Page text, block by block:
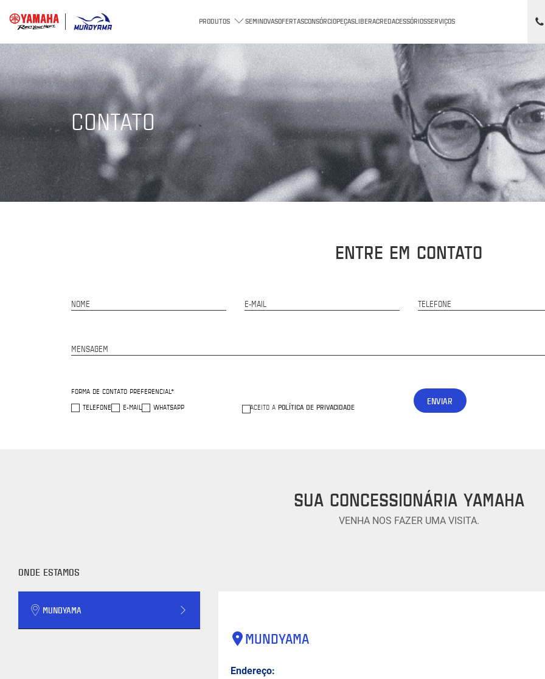
PRODUTOS SEMINOVASOFERTASCONSÓRCIOPEÇASLIBERACREDACESSÓRIOSSERVIÇOS
CONTATO
ENTRE EM CONTATO
NOME E-MAIL TELEFONE
MENSAGEM
FORMA DE CONTATO PREFERENCIAL*
TELEFONE
E-MAIL WHATSAPP ACEITO APOLÍTICA DE PRIVACIDADE
ENVIAR
SUA CONCESSIONÁRIA YAMAHA
VENHA NOS FAZER UMA VISITA.
ONDE ESTAMOS
MUNDYAMA
MUNDYAMA
Endereço: